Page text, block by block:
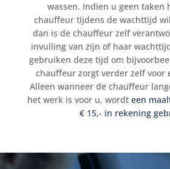
wassen. Indien u geen taken
chauffeur tijdens de wachttijd
dan is de chauffeur zelf
invulling van zijn of haar
gebruiken deze tijd om
chauffeur zorgt verder zelf voor
Alleen wanneer de chauffeur
het werk is voor u, wordt een
€ 15,- in rekening